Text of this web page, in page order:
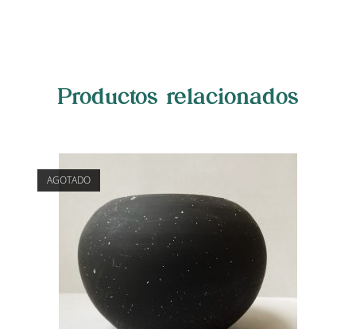
Productos relacionados
AGOTADO